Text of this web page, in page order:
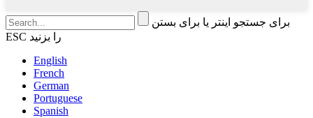
برای جستجو اینتر یا برای بستن
ESC را بزنید
English
French
German
Portuguese
Spanish